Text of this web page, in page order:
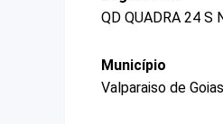
QD QUADRA 24 S
Município
Valparaiso de Goias